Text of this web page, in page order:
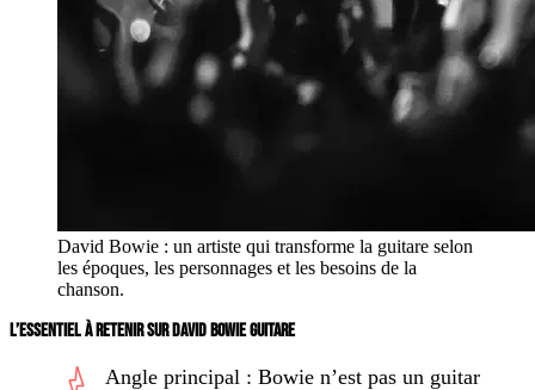
David Bowie : un artiste qui transforme la guitare selon
les époques, les personnages et les besoins de la
chanson.
L’ESSENTIEL À RETENIR SUR DAVID BOWIE GUITARE
Angle principal : Bowie n’est pas un guitar